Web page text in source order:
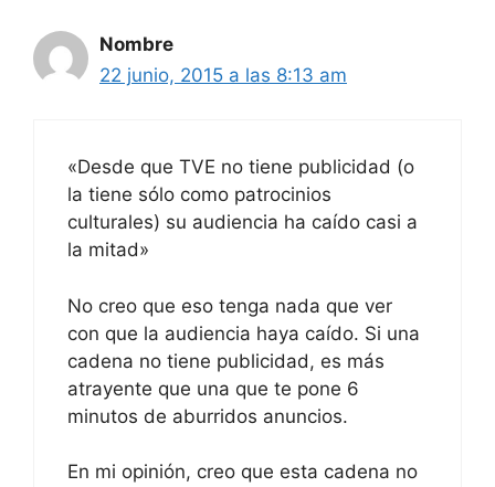
Nombre
22 junio, 2015 a las 8:13 am
«Desde que TVE no tiene publicidad (o
la tiene sólo como patrocinios
culturales) su audiencia ha caído casi a
la mitad»
No creo que eso tenga nada que ver
con que la audiencia haya caído. Si una
cadena no tiene publicidad, es más
atrayente que una que te pone 6
minutos de aburridos anuncios.
En mi opinión, creo que esta cadena no